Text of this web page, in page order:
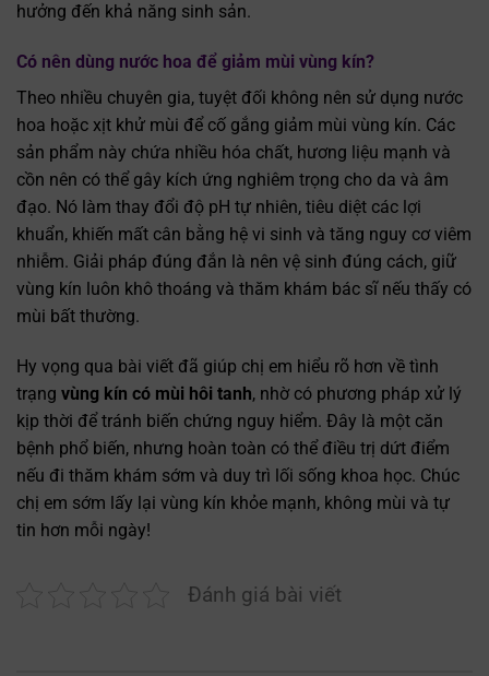
hưởng đến khả năng sinh sản.
Có nên dùng nước hoa để giảm mùi vùng kín?
Theo nhiều chuyên gia, tuyệt đối không nên sử dụng nước
hoa hoặc xịt khử mùi để cố gắng giảm mùi vùng kín. Các
sản phẩm này chứa nhiều hóa chất, hương liệu mạnh và
cồn nên có thể gây kích ứng nghiêm trọng cho da và âm
đạo. Nó làm thay đổi độ pH tự nhiên, tiêu diệt các lợi
khuẩn, khiến mất cân bằng hệ vi sinh và tăng nguy cơ viêm
nhiễm. Giải pháp đúng đắn là nên vệ sinh đúng cách, giữ
vùng kín luôn khô thoáng và thăm khám bác sĩ nếu thấy có
mùi bất thường.
Hy vọng qua bài viết đã giúp chị em hiểu rõ hơn về tình
trạng vùng kín có mùi hôi tanh, nhờ có phương pháp xử lý
kịp thời để tránh biến chứng nguy hiểm. Đây là một căn
bệnh phổ biến, nhưng hoàn toàn có thể điều trị dứt điểm
nếu đi thăm khám sớm và duy trì lối sống khoa học. Chúc
chị em sớm lấy lại vùng kín khỏe mạnh, không mùi và tự
tin hơn mỗi ngày!
Đánh giá bài viết